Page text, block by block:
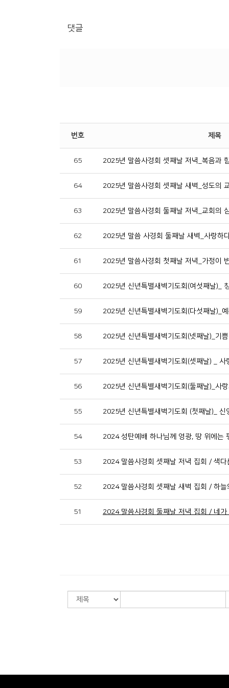
댓글
번호 제목
65 2025년 말씀사경회 셋째날 저녁_복음과
64 2025년 말씀사경회 셋째날 새벽_성도의
63 2025년 말씀사경회 둘째날 저녁_교회의
62 2025년 말씀 사경회 둘째날 새벽_사랑하
61 2025년 말씀사경회 첫째날 저녁_가정이
60 2025년 신년특별새벽기도회(여섯째날)_
59 2025년 신년특별새벽기도회(다섯째날)_
58 2025년 신년특별새벽기도회(넷째날)_기
57 2025년 신년특별새벽기도회(셋째날) _ 사
56 2025년 신년특별새벽기도회(둘째날)_사
55 2025년 신년특별새벽기도회 (첫째날)_ 신
54 2024 성탄예배 하나님께 영광, 땅 위에는
53 2024 말씀사경회 셋째날 저녁 집회 / 색다
52 2024 말씀사경회 셋째날 새벽 집회 / 하늘
51 2024 말씀사경회 둘째날 저녁 집회 / 네